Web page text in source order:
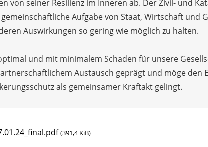
von seiner Resilienz im Inneren ab. Der Zivil- und
Aufgabe von Staat, Wirtschaft und
Auswirkungen so gering wie möglich zu halten.
und mit minimalem Schaden für unsere
Austausch geprägt und möge den
als gemeinsamer Kraftakt gelingt.
(391,4 KiB)